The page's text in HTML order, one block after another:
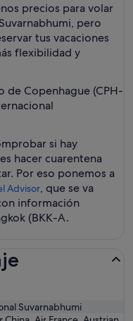
precios para volar
pero
tus vacaciones
flexibilidad y
de Copenhague (CPH-
si hay
hacer cuarentena
Por eso ponemos a
Advisor, que se va
información
(BKK-A.
Suvarnabhumi